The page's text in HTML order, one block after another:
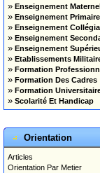
» Enseignement
» Enseignement Primaire
» Enseignement
» Enseignement
» Enseignement
» Etablissements
» Formation
» Formation Des Cadres
» Formation
» Scolarité Et Handicap
Orientation
Articles
Orientation Par Metier